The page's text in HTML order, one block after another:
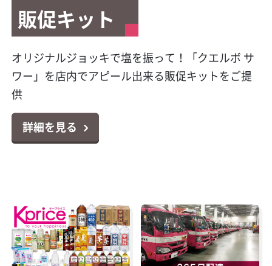
販促キット
今大人気のプレミアムテキーラの販促物が貰え
る！クエルボ 1800 レポサド キャンペーン
詳細を見る
販促キット
オリジナルジョッキで塩を振って！「クエルボ サ
ワー」を店内でアピール出来る販促キットをご提
供
詳細を見る
新サービスご案内
カクヤスで廃食用油の回収サービスを始めまし
た！
詳細を見る
テイクアウト容器
テイクアウトやデリバリーに大活躍！小ロットか
らお届け可能なテイクアウト容器特集
詳細を見る
マイレージキャンペーン
対象商品のポイントシールを集めて応募！お好き
な景品と交換出来る「カンパリ・ワイルドターキ
ー マイレージクラブ プログラム」
詳細を見る
公式Facebookページ開
設
カクヤス業務用Facebookページ「カクヤス飲食店
ナビ」を開設しました！
詳細を見る
HACCP（ハサップ）と
は？
対策はじめていますか？6月より完全義務化になり
ました！チェックシートの無料ダウンロードもで
きます！
キラシャン特集
キラキラボトルで映えるパリピ酒！オシャレなス
パークリングワイン11選
詳細を見る